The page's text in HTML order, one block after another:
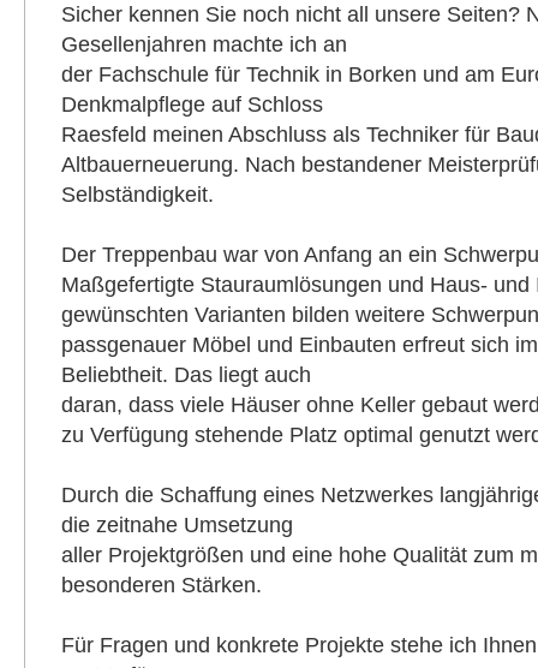
Sicher kennen Sie noch nicht all unsere Seiten?
Gesellenjahren machte ich an
der Fachschule für Technik in Borken und am
Denkmalpflege auf Schloss
Raesfeld meinen Abschluss als Techniker für
Altbauerneuerung. Nach bestandener
Selbständigkeit.
Der Treppenbau war von Anfang an ein
Maßgefertigte Stauraumlösungen und Haus- und
gewünschten Varianten bilden weitere
passgenauer Möbel und Einbauten erfreut sich
Beliebtheit. Das liegt auch
daran, dass viele Häuser ohne Keller gebaut
zu Verfügung stehende Platz optimal genutzt
Durch die Schaffung eines Netzwerkes
die zeitnahe Umsetzung
aller Projektgrößen und eine hohe Qualität zum
besonderen Stärken.
Für Fragen und konkrete Projekte stehe ich